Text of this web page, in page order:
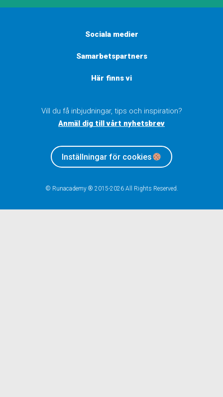
Sociala medier
Samarbetspartners
Här finns vi
Vill du få inbjudningar, tips och inspiration?
Anmäl dig till vårt nyhetsbrev
Inställningar för cookies
© Runacademy ® 2015-2026 All Rights Reserved.